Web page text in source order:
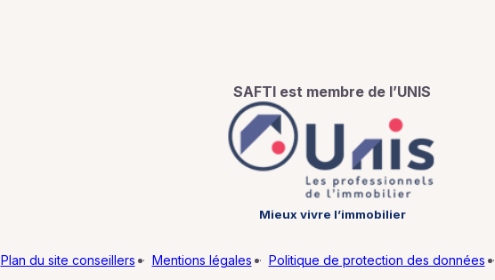
SAFTI est membre de l’UNIS
Mieux vivre l’immobilier
Plan du site conseillers · Mentions légales · Politique de protection des données ·